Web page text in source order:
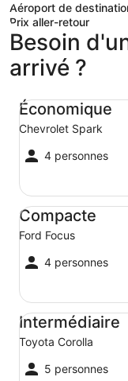
Aéroport de
Prix aller-retour
Besoin
arrivé ?
Économique
Chevrolet Spark
4 personnes
Économique
Compacte
Ford Focus
4 personnes
Compacte Ford
Intermédiaire
Toyota Corolla
5 personnes
Intermédiaire